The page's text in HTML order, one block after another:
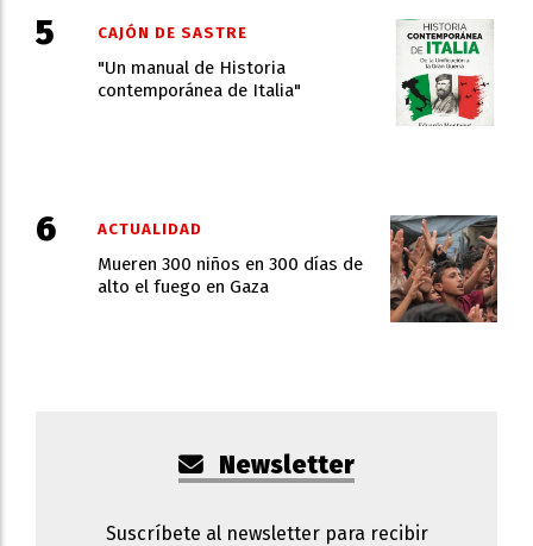
"Un manual de Historia
contemporánea de Italia"
CAJÓN DE SASTRE
Mueren 300 niños en 300 días de
alto el fuego en Gaza
ACTUALIDAD
Newsletter
Suscríbete al newsletter para recibir